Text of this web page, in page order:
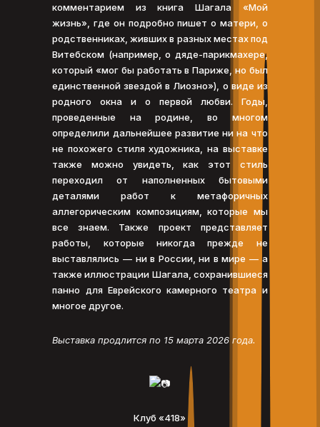
комментарием из книга Шагала «Мой
жизнь», где он подробно пишет о матери, о
родственниках, живших в разных местах под
Витебском (например, о дяде-парикмахере,
который «мог бы работать в Париже, но был
единственной звездой в Лиозно»), о виде из
родного окна и о первой любви. Годы,
проведенные на родине, во многом
определили дальнейшее развитие ни на что
не похожего стиля художника, на выставке
также можно увидеть, как этот стиль
переходил от наполненных бытовыми
деталями работ к метафоричных
аллегорическим композициям, которые мы
все знаем. Также проект представляет
работы, которые никогда прежде не
выставлялись — ни в России, ни в мире — а
также иллюстрации Шагала, сохранившиеся
панно для Еврейского камерного театра и
многое другое.
Выставка продлится по 15 марта 2026 года.
Клуб «418»